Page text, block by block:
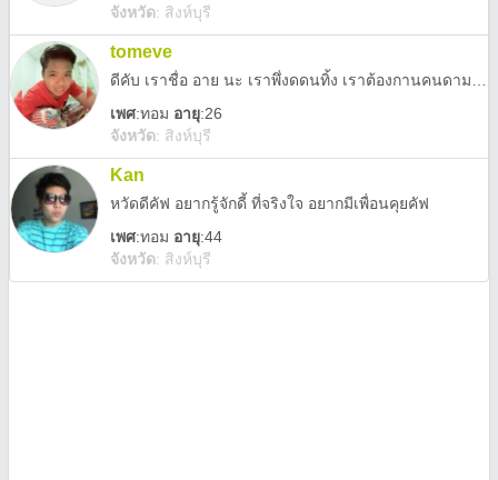
จังหวัด: สิงห์บุรี
tomeve
เพศ:ทอม อายุ:26
จังหวัด: สิงห์บุรี
Kan
หวัดดีคัฟ อยากรู้จักดี้ ที่จริงใจ อยากมีเพื่อนคุยคัฟ
เพศ:ทอม อายุ:44
จังหวัด: สิงห์บุรี